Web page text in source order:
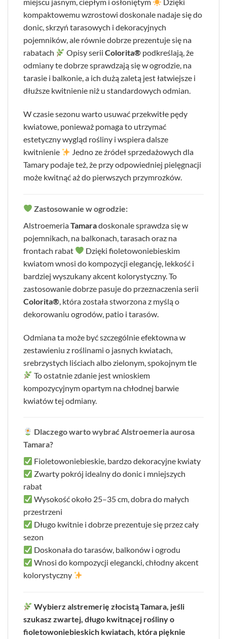
kompaktowemu wzrostowi doskonale nadaje się do
donic, skrzyń tarasowych i dekoracyjnych
pojemników, ale równie dobrze prezentuje się na
rabatach
Opisy seriiColorita® podkreślają, że
odmiany te dobrze sprawdzają się w ogrodzie, na
tarasie i balkonie, a ich dużą zaletą jest łatwiejsze i
dłuższe kwitnienie niż u standardowych odmian.
W czasie sezonu warto usuwać przekwitłe pędy
kwiatowe, ponieważ pomaga to utrzymać
estetyczny wygląd rośliny i wspiera dalsze
kwitnienie
Jedno ze źródeł sprzedażowych dla
Tamary podaje też, że przy odpowiedniej pielęgnacji
może kwitnąć aż do pierwszych przymrozków.
Zastosowanie w ogrodzie:
AlstroemeriaTamaradoskonale sprawdza się w
pojemnikach, na balkonach, tarasach oraz na
frontach rabat
Dzięki fioletowoniebieskim
kwiatom wnosi do kompozycji elegancję, lekkość i
bardziej wyszukany akcent kolorystyczny. To
zastosowanie dobrze pasuje do przeznaczenia serii
Colorita® , która została stworzona z myślą o
dekorowaniu ogrodów, patio i tarasów.
Odmiana ta może być szczególnie efektowna w
zestawieniu z roślinami o jasnych kwiatach,
srebrzystych liściach albo zielonym, spokojnym tle
To ostatnie zdanie jest wnioskiem
kompozycyjnym opartym na chłodnej barwie
kwiatów tej odmiany.
Dlaczego warto wybrać Alstroemeria aurosa
Tamara?
Fioletowoniebieskie, bardzo dekoracyjne kwiaty
Zwarty pokrój idealny do donic i mniejszych
rabat
Wysokość około 25–35 cm, dobra do małych
przestrzeni
Długo kwitnie i dobrze prezentuje się przez cały
sezon
Doskonała do tarasów, balkonów i ogrodu
Wnosi do kompozycji elegancki, chłodny akcent
kolorystyczny
Wybierz alstremerię złocistą Tamara, jeśli
szukasz zwartej, długo kwitnącej rośliny o
fioletowoniebieskich kwiatach, która pięknie